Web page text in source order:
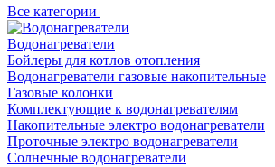
Все категории
Водонагреватели
Бойлеры для котлов отопления
Водонагреватели газовые накопительные
Газовые колонки
Комплектующие к водонагревателям
Накопительные электро водонагреватели
Проточные электро водонагреватели
Солнечные водонагреватели